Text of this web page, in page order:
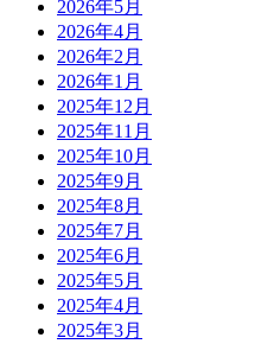
2026年5月
2026年4月
2026年2月
2026年1月
2025年12月
2025年11月
2025年10月
2025年9月
2025年8月
2025年7月
2025年6月
2025年5月
2025年4月
2025年3月